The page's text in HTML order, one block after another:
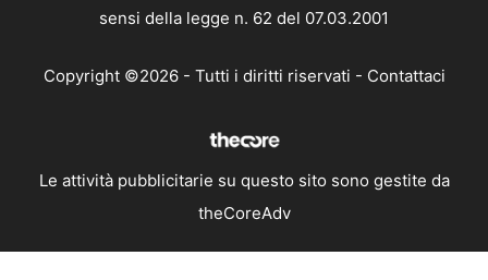
sensi della legge n. 62 del 07.03.2001
Copyright ©2026 - Tutti i diritti riservati - Contattaci
Le attività pubblicitarie su questo sito sono gestite da
theCoreAdv